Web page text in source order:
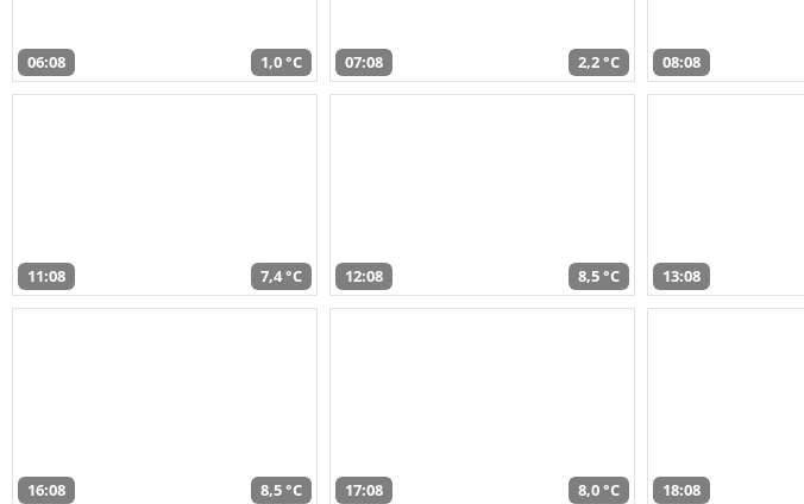
06:08 1,0 °C 07:08 2,2 °C 08:08
11:08 7,4 °C 12:08 8,5 °C 13:08
16:08 8,5 °C 17:08 8,0 °C 18:08